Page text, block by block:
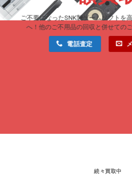
ご不要になったSNK製ゲームソフトを
へ！他のご不用品の回収と併せての
電話査定
続々買取中